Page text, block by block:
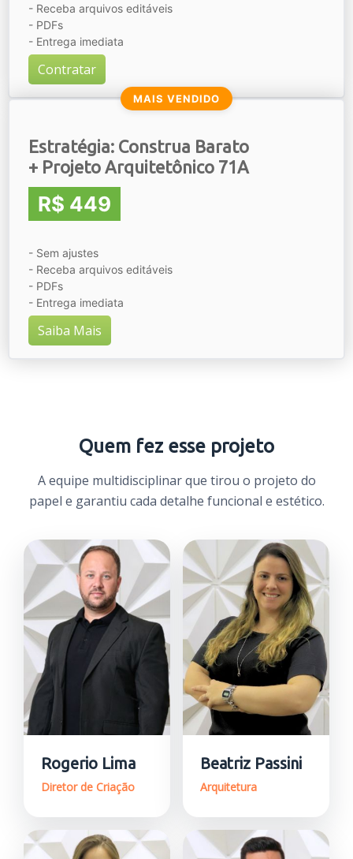
- Receba arquivos editáveis
- PDFs
- Entrega imediata
Contratar
MAIS VENDIDO
Estratégia: Construa Barato
+ Projeto Arquitetônico 71A
R$ 449
- Sem ajustes
- Receba arquivos editáveis
- PDFs
- Entrega imediata
Saiba Mais
Quem fez esse projeto
A equipe multidisciplinar que tirou o projeto do
papel e garantiu cada detalhe funcional e estético.
Rogerio Lima
Diretor de Criação
Beatriz Passini
Arquitetura